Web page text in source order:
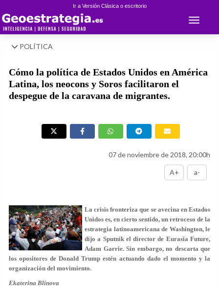
Ir a Versión Clásica o escritorio
Toggle
POLÍTICA
Cómo la política de Estados Unidos en América
Latina, los neocons y Soros facilitaron el
despegue de la caravana de migrantes.
07 de noviembre de 2018, 20:00h
A+ a-
La crisis fronteriza que se avecina en Estados
Unidos es, en cierto sentido, un retroceso de la
estrategia latinoamericana de Washington, le
dijo a Sputnik el director de Eurasia Future,
Adam Garrie. Sin embargo, no descarta que
los opositores de Donald Trump estén actuando dado el momento y la
organización del movimiento.
Ekaterina Blinova